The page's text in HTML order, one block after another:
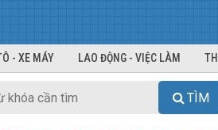
- XE MÁY LAO ĐỘNG - VIỆC LÀM
TÌM